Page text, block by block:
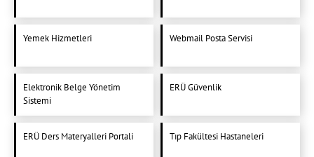
Yemek Hizmetleri Webmail Posta Servisi
Elektronik Belge Yönetim
Sistemi
ERÜ Güvenlik
ERÜ Ders Materyalleri Portali Tıp Fakültesi Hastaneleri